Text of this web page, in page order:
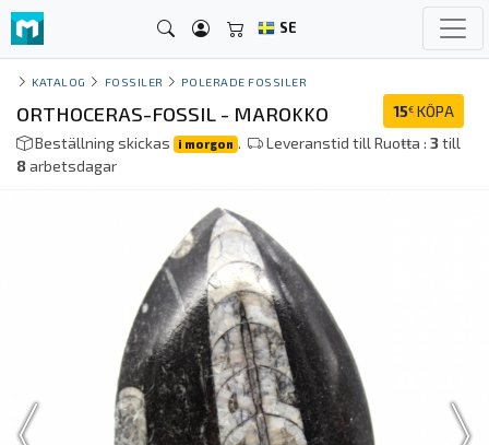
SE
KATALOG FOSSILER POLERADE FOSSILER
15€ KÖPA
ORTHOCERAS-FOSSIL - MAROKKO
Beställning skickas i morgon . Leveranstid till Ruoŧŧa :3till
8arbetsdagar